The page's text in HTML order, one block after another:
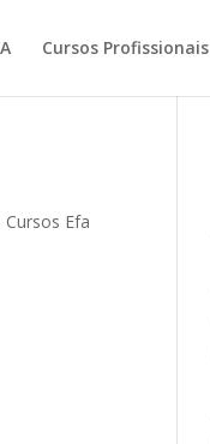
Cursos Profissionais
Cursos Efa